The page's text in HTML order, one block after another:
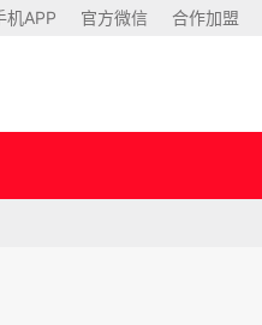
机APP 官方微信 合作加盟